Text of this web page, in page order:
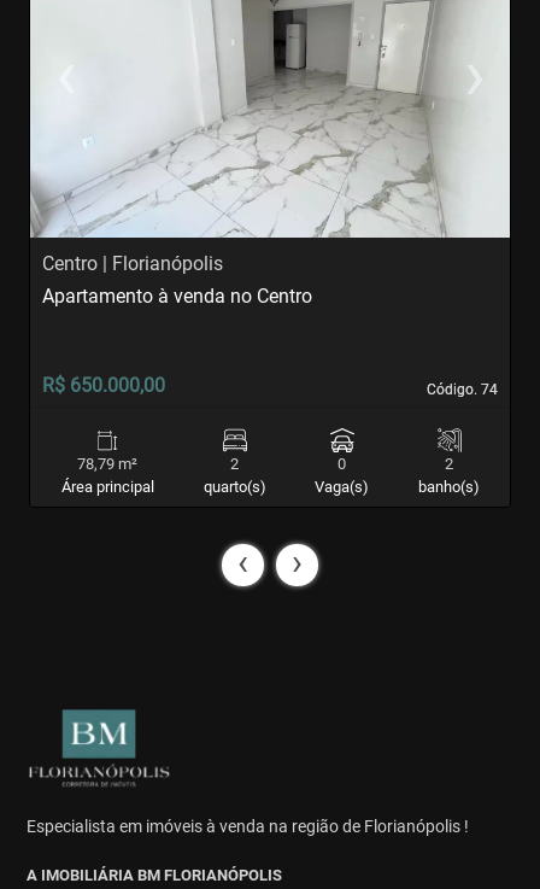
‹ ›
Centro | Florianópolis
Código. 74
Código. 74
Apartamento à venda no Centro
R$ 650.000,00
78,79 m²
Área principal
2
quarto(s)
0
Vaga(s)
2
banho(s)
‹ ›
Especialista em imóveis à venda na região de Florianópolis !
A IMOBILIÁRIA BM FLORIANÓPOLIS